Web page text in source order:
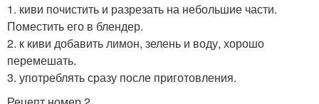
Молочный коктейль Коктейль в блендере
1. киви почистить и разрезать на небольшие части.
Поместить его в блендер.
2. к киви добавить лимон, зелень и воду, хорошо
перемешать.
3. употреблять сразу после приготовления.